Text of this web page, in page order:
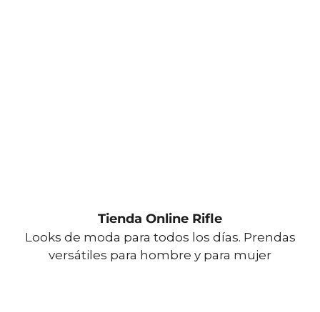
Tienda Online Rifle
Looks de moda para todos los días. Prendas
versátiles para hombre y para mujer